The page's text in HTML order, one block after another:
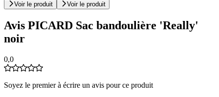
Voir le produit
Voir le produit
Avis PICARD Sac bandoulière 'Really'
noir
0,0
Soyez le premier à écrire un avis pour ce produit